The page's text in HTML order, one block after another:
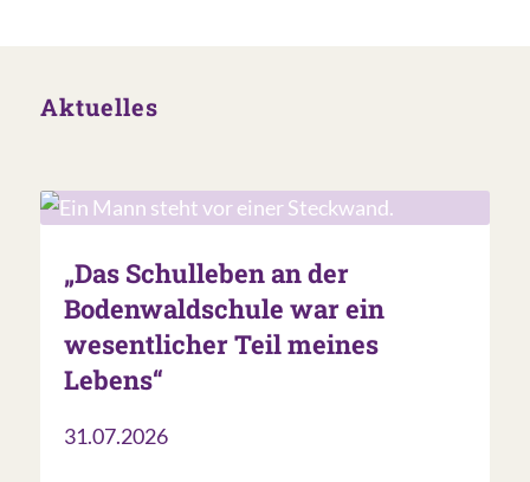
Aktuelles
„Das Schulleben an der
Bodenwaldschule war ein
wesentlicher Teil meines
Lebens“
31.07.2026